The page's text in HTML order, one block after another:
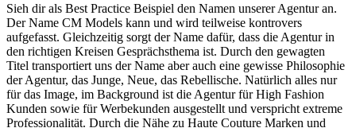
Sieh dir als Best Practice Beispiel den Namen unserer Agentur an.
Der Name CM Models kann und wird teilweise kontrovers
aufgefasst. Gleichzeitig sorgt der Name dafür, dass die Agentur in
den richtigen Kreisen Gesprächsthema ist. Durch den gewagten
Titel transportiert uns der Name aber auch eine gewisse Philosophie
der Agentur, das Junge, Neue, das Rebellische. Natürlich alles nur
für das Image, im Background ist die Agentur für High Fashion
Kunden sowie für Werbekunden ausgestellt und verspricht extreme
Professionalität. Durch die Nähe zu Haute Couture Marken und